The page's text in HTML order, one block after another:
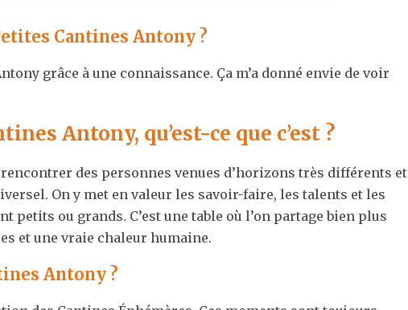
Cantines Antony ?
grâce à une connaissance. Ça m’a donné envie de voir
Antony, qu’est-ce que c’est ?
rencontrer des personnes venues d’horizons très différents et
On y met en valeur les savoir-faire, les talents et les
petits ou grands. C’est une table où l’on partage bien plus
et une vraie chaleur humaine.
Antony ?